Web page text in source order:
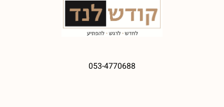
053-4770688